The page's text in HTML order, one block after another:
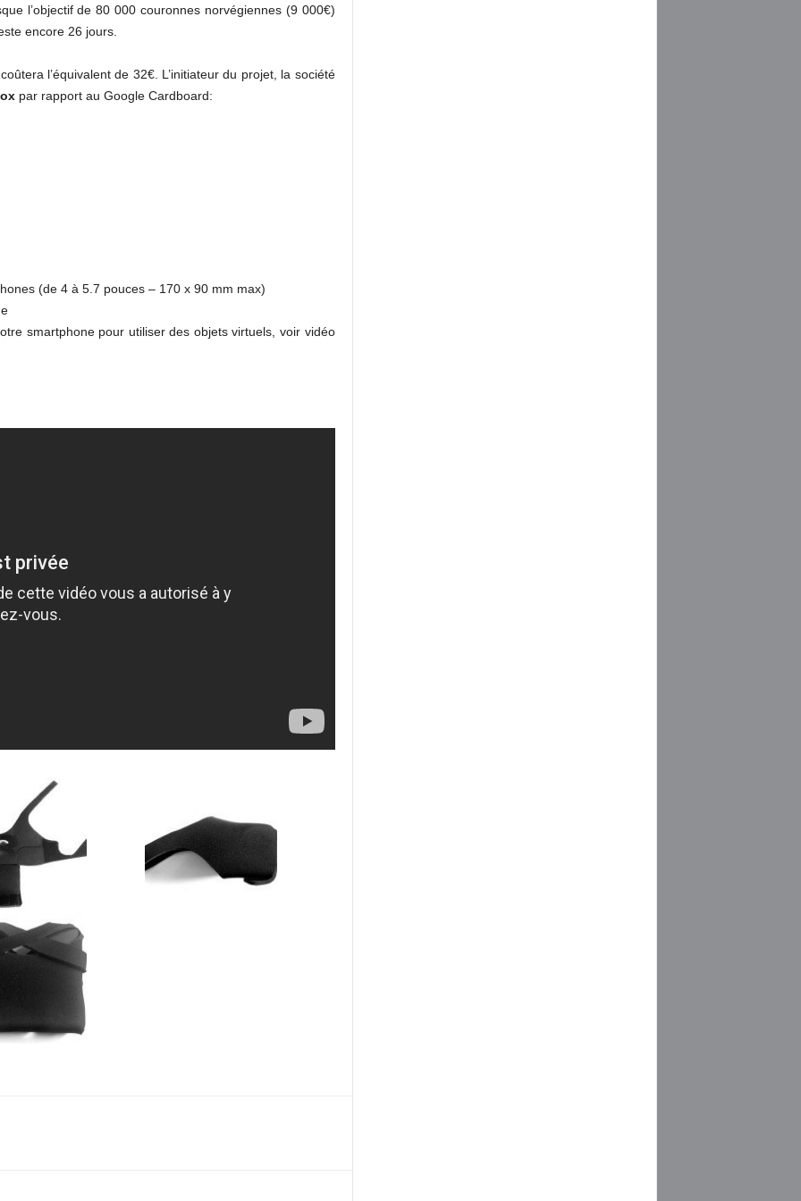
l’objectif de 80 000 couronnes norvégiennes (9 000€)
encore 26 jours.
l’équivalent de 32€. L’initiateur du projet, la société
par rapport au Google Cardboard:
(de 4 à 5.7 pouces – 170 x 90 mm max)
smartphone pour utiliser des objets virtuels, voir vidéo